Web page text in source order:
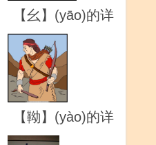
【幺】(yāo)的详
解
【靿】(yào)的详
解